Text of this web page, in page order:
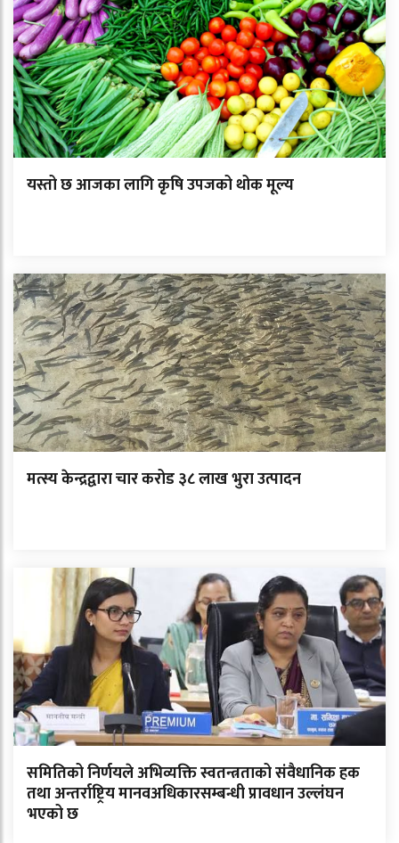
यस्तो छ आजका लागि कृषि उपजको थोक मूल्य
मत्स्य केन्द्रद्वारा चार करोड ३८ लाख भुरा उत्पादन
समितिको निर्णयले अभिव्यक्ति स्वतन्त्रताको संवैधानिक हक
तथा अन्तर्राष्ट्रिय मानवअधिकारसम्बन्धी प्रावधान उल्लंघन
भएको छ